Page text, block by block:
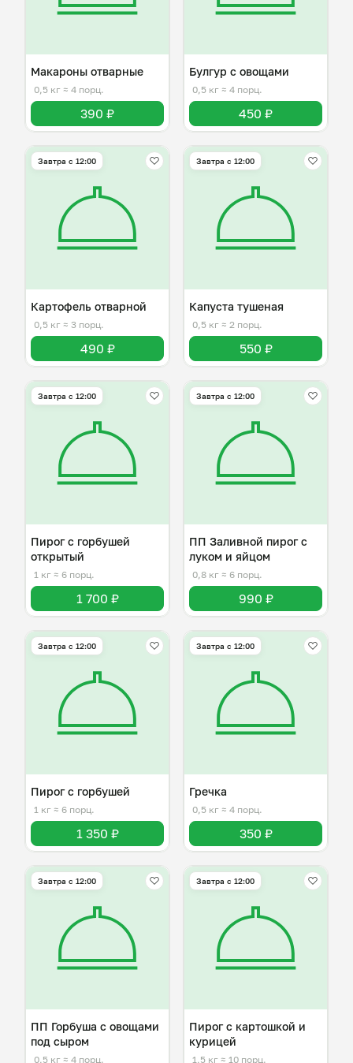
Макароны отварные
0,5 кг ≈ 4 порц.
390 ₽
Булгур с овощами
0,5 кг ≈ 4 порц.
450 ₽
Завтра c 12:00
Картофель отварной
0,5 кг ≈ 3 порц.
490 ₽
Завтра c 12:00
Капуста тушеная
0,5 кг ≈ 2 порц.
550 ₽
Завтра c 12:00
Пирог с горбушей
открытый
1 кг ≈ 6 порц.
1 700 ₽
Завтра c 12:00
ПП Заливной пирог с
луком и яйцом
0,8 кг ≈ 6 порц.
990 ₽
Завтра c 12:00
Пирог с горбушей
1 кг ≈ 6 порц.
1 350 ₽
Завтра c 12:00
Гречка
0,5 кг ≈ 4 порц.
350 ₽
Завтра c 12:00
ПП Горбуша с овощами
под сыром
0,5 кг ≈ 4 порц.
Завтра c 12:00
Пирог с картошкой и
курицей
1,5 кг ≈ 10 порц.